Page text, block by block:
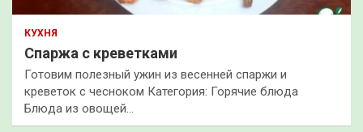
КУХНЯ
Спаржа с креветками
Готовим полезный ужин из весенней спаржи и
креветок с чесноком Категория: Горячие блюда
Блюда из овощей…